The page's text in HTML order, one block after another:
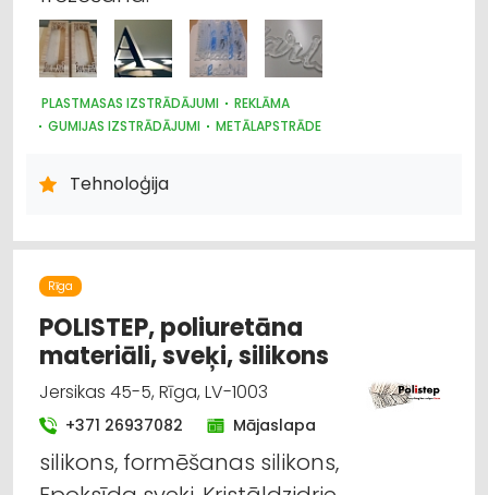
PLASTMASAS IZSTRĀDĀJUMI
REKLĀMA
GUMIJAS IZSTRĀDĀJUMI
METĀLAPSTRĀDE
Tehnoloģija
Rīga
POLISTEP, poliuretāna
materiāli, sveķi, silikons
Jersikas 45-5, Rīga, LV-1003
+371 26937082 Mājaslapa
silikons, formēšanas silikons,